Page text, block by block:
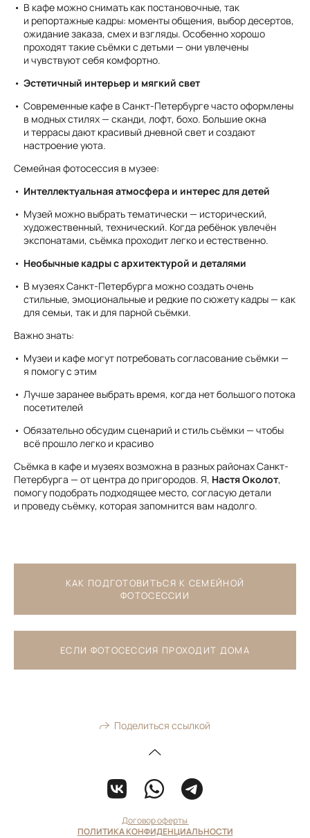
В кафе можно снимать как постановочные, так
и репортажные кадры: моменты общения, выбор десертов,
ожидание заказа, смех и взгляды. Особенно хорошо
проходят такие съёмки с детьми — они увлечены
и чувствуют себя комфортно.
Эстетичный интерьер и мягкий свет
Современные кафе в Санкт-Петербурге часто оформлены
в модных стилях — сканди, лофт, бохо. Большие окна
и террасы дают красивый дневной свет и создают
настроение уюта.
Семейная фотосессия в музее:
Интеллектуальная атмосфера и интерес для детей
Музей можно выбрать тематически — исторический,
художественный, технический. Когда ребёнок увлечён
экспонатами, съёмка проходит легко и естественно.
Необычные кадры с архитектурой и деталями
В музеях Санкт-Петербурга можно создать очень
стильные, эмоциональные и редкие по сюжету кадры — как
для семьи, так и для парной съёмки.
Важно знать:
Музеи и кафе могут потребовать согласование съёмки —
я помогу с этим
Лучше заранее выбрать время, когда нет большого потока
посетителей
Обязательно обсудим сценарий и стиль съёмки — чтобы
всё прошло легко и красиво
Съёмка в кафе и музеях возможна в разных районах Санкт-
Петербурга — от центра до пригородов. Я, Настя Околот,
помогу подобрать подходящее место, согласую детали
и проведу съёмку, которая запомнится вам надолго.
КАК ПОДГОТОВИТЬСЯ К СЕМЕЙНОЙ
ФОТОСЕССИИ
ЕСЛИ ФОТОСЕССИЯ ПРОХОДИТ ДОМА
Поделиться ссылкой
Договор оферты
ПОЛИТИКА КОНФИДЕНЦИАЛЬНОСТИ